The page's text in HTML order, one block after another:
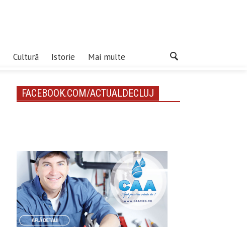
Cultură Istorie Mai multe
FACEBOOK.COM/ACTUALDECLUJ